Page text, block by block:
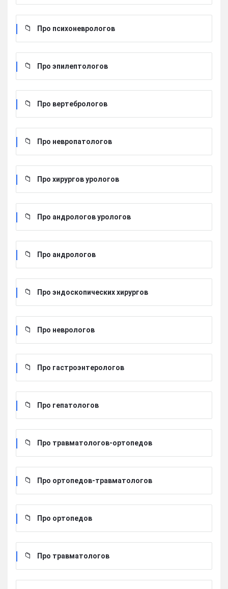
Про психоневрологов
Про эпилептологов
Про вертебрологов
Про невропатологов
Про хирургов урологов
Про андрологов урологов
Про андрологов
Про эндоскопических хирургов
Про неврологов
Про гастроэнтерологов
Про гепатологов
Про травматологов-ортопедов
Про ортопедов-травматологов
Про ортопедов
Про травматологов